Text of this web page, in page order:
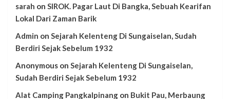
sarah on SIROK. Pagar Laut Di Bangka, Sebuah Kearifan
Lokal Dari Zaman Barik
Admin on Sejarah Kelenteng Di Sungaiselan, Sudah
Berdiri Sejak Sebelum 1932
Anonymous on Sejarah Kelenteng Di Sungaiselan,
Sudah Berdiri Sejak Sebelum 1932
Alat Camping Pangkalpinang on Bukit Pau, Merbaung